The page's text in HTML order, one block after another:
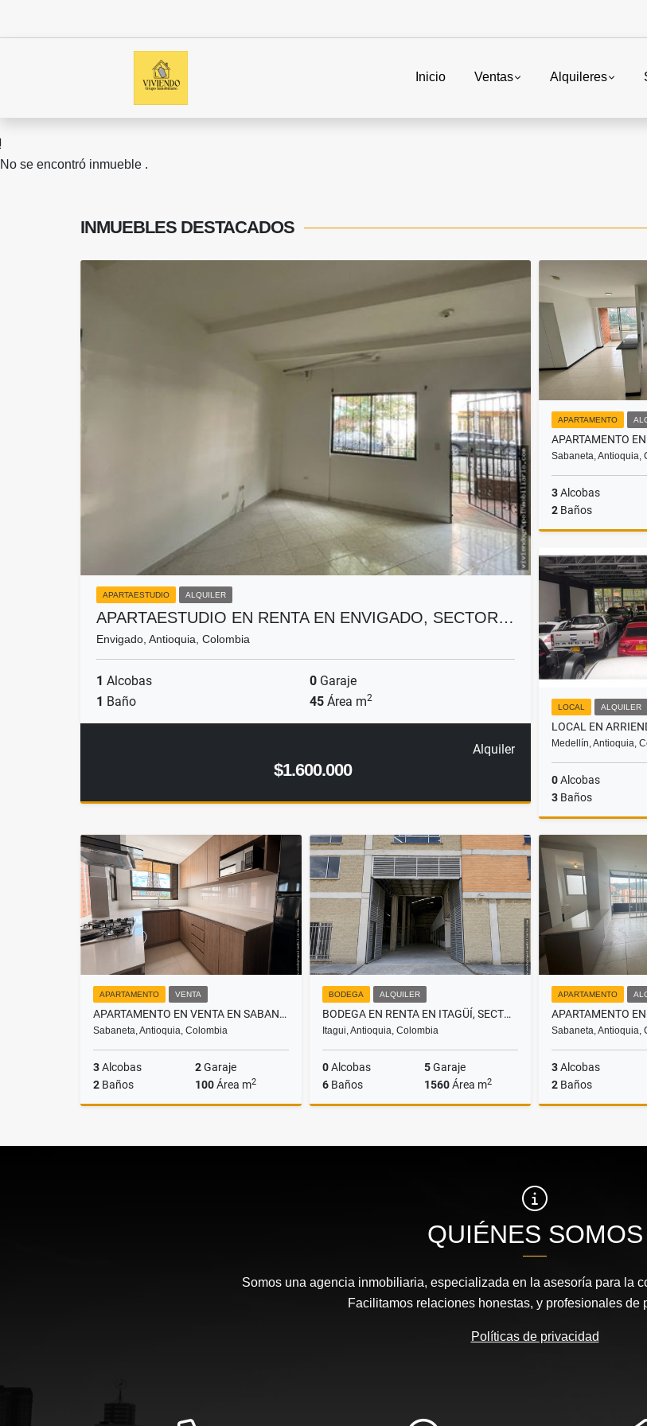
Inicio Ventas Alquileres
No se encontró inmueble .
INMUEBLES DESTACADOS
APARTAESTUDIO ALQUILER
APARTAESTUDIO EN RENTA EN ENVIGADO, SECTOR…
Envigado, Antioquia, Colombia
1 Alcobas 0 Garaje
1 Baño 45 Área m2
Alquiler
$1.600.000
APARTAMENTO
Sabaneta, Antioquia,
3Alcobas
2 Baños
LOCAL ALQUILER
Medellín, Antioquia,
0Alcobas
3 Baños
APARTAMENTO VENTA
APARTAMENTO EN VENTA EN SABANETA, SECTOR EL CARMELO
Sabaneta, Antioquia, Colombia
3Alcobas 2Garaje
2 Baños 100Área m2
$850.000.000
BODEGA ALQUILER
BODEGA EN RENTA EN ITAGÜÍ, SECTOR AUTOPISTA
Itagui, Antioquia, Colombia
0Alcobas 5Garaje
6 Baños 1560Área m2
$70.000.000
APARTAMENTO
Sabaneta, Antioquia,
3Alcobas
2 Baños
QUIÉNES SOMOS
Somos una agencia inmobiliaria, especializada en la asesoría para la
Facilitamos relaciones honestas, y profesionales de
Políticas de privacidad